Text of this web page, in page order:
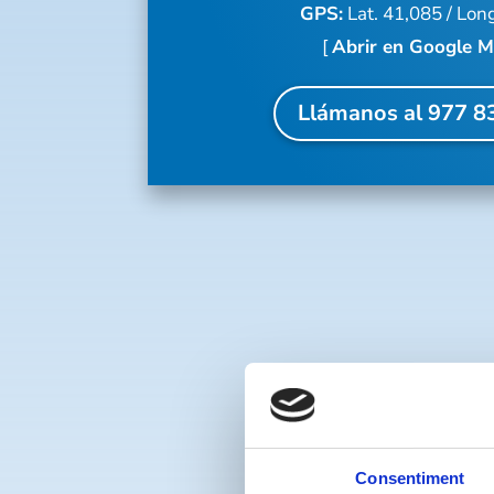
Consentiment
GPS: Lat. 41,085 /
[Abrir en Google
Llámanos al 977